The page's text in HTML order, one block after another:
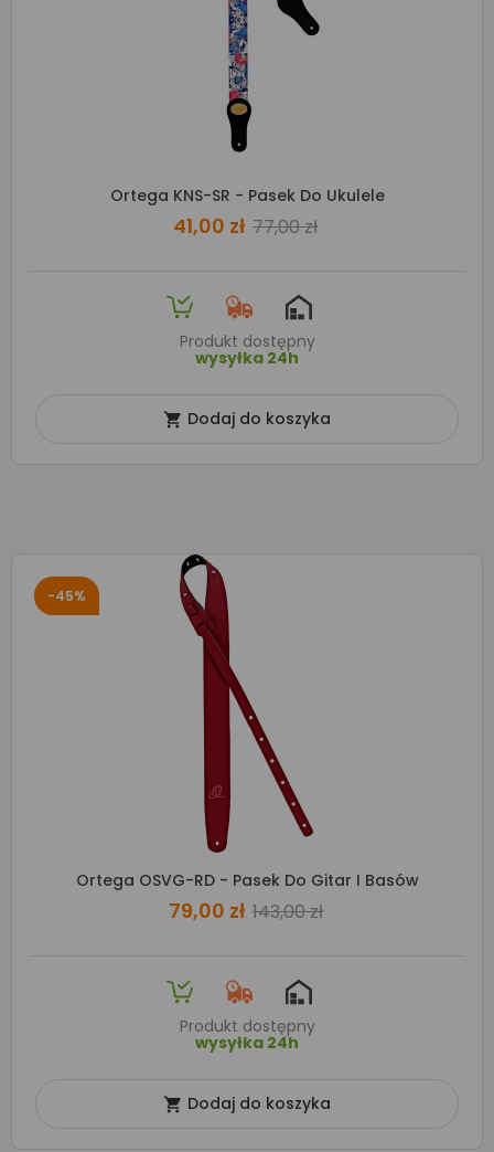
Ortega KNS-SR - Pasek Do Ukulele
41,00 zł 77,00 zł
Produkt dostępny
wysyłka 24h
 Dodaj do koszyka
-45%
Ortega OSVG-RD - Pasek Do Gitar I Basów
79,00 zł 143,00 zł
Produkt dostępny
wysyłka 24h
 Dodaj do koszyka